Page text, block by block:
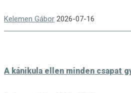
Kelemen Gábor 2026-07-16
A kánikula ellen minden csapat